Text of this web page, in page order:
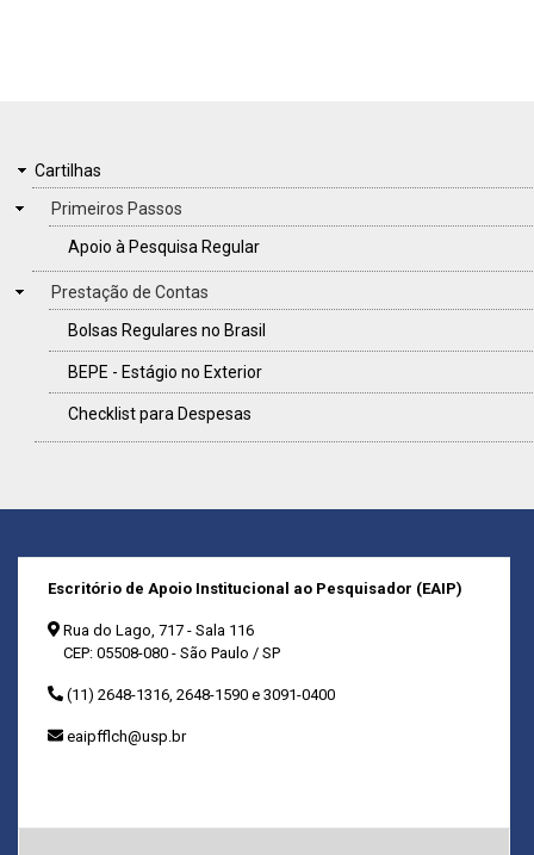
FOOTER
MENU
CARTILHAS
Cartilhas
Primeiros Passos
Apoio à Pesquisa Regular
Prestação de Contas
Bolsas Regulares no Brasil
BEPE - Estágio no Exterior
Checklist para Despesas
Escritório de Apoio Institucional ao Pesquisador (EAIP)
Rua do Lago, 717 - Sala 116
CEP: 05508-080 - São Paulo / SP
(11) 2648-1316, 2648-1590 e 3091-0400
eaipfflch@usp.br